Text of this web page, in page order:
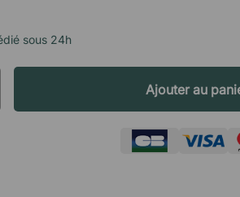
sous 24h
Ajouter au